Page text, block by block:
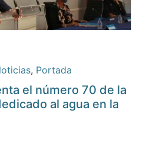
, Portada
el número 70 de la
al agua en la